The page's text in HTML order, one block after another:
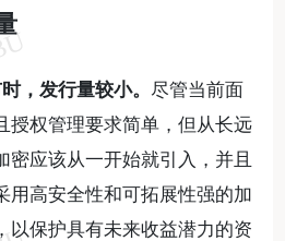
，发行量较小。 尽管当前面
授权管理要求简单，但从长远
密应该从一开始就引入，并且
用高安全性和可拓展性强的加
以保护具有未来收益潜力的资